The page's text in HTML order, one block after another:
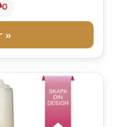
0
»